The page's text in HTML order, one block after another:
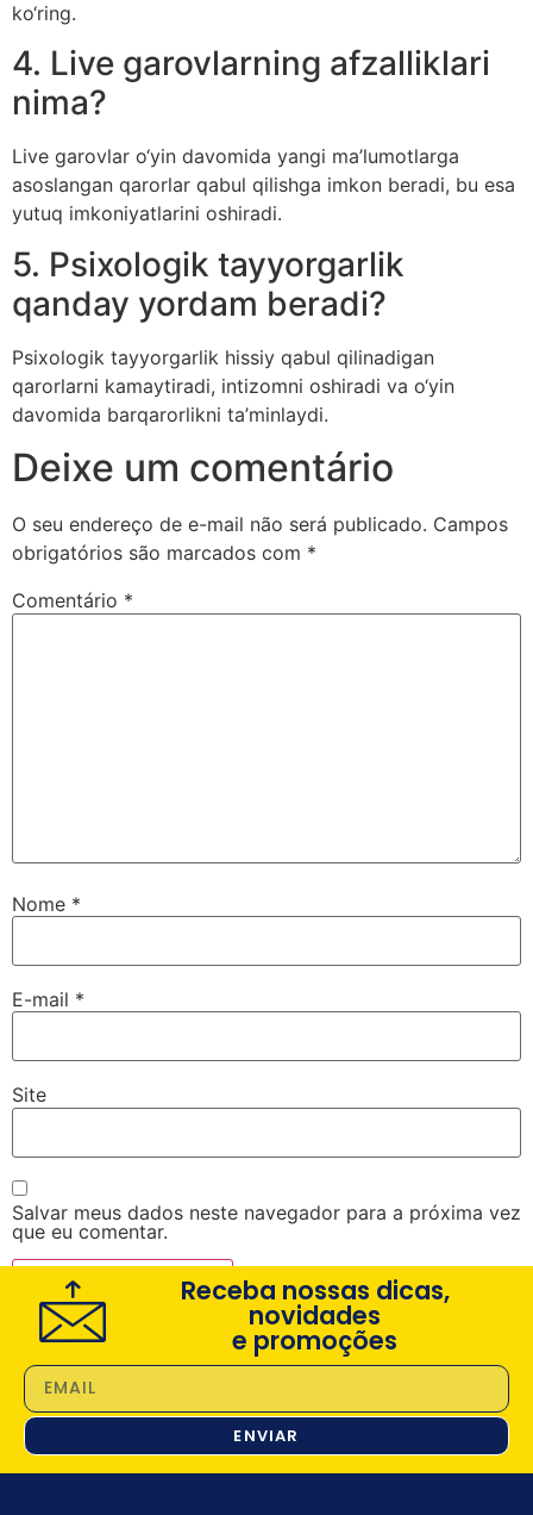
ko‘ring.
4. Live garovlarning afzalliklari
nima?
Live garovlar o‘yin davomida yangi ma’lumotlarga
asoslangan qarorlar qabul qilishga imkon beradi, bu esa
yutuq imkoniyatlarini oshiradi.
5. Psixologik tayyorgarlik
qanday yordam beradi?
Psixologik tayyorgarlik hissiy qabul qilinadigan
qarorlarni kamaytiradi, intizomni oshiradi va o‘yin
davomida barqarorlikni ta’minlaydi.
Deixe um comentário
O seu endereço de e-mail não será publicado. Campos
obrigatórios são marcados com *
Comentário *
Nome *
E-mail *
Site
Salvar meus dados neste navegador para a próxima vez
que eu comentar.
Receba nossas dicas,
novidades
e promoções
ENVIAR